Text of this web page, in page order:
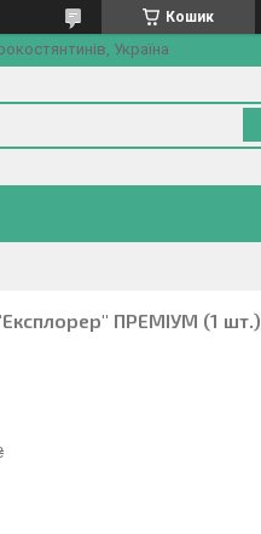
Кошик
Україна
ПРЕМІУМ (1 шт.)